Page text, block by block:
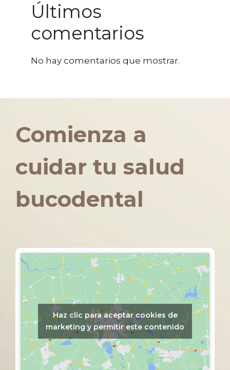
Últimos
comentarios
No hay comentarios que mostrar.
Comienza a
cuidar tu salud
bucodental
Haz clic para aceptar cookies de
marketing y permitir este contenido